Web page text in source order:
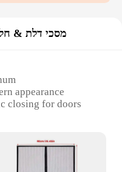
מסכי דלת &
appearance
closing for doors
install sets available
and